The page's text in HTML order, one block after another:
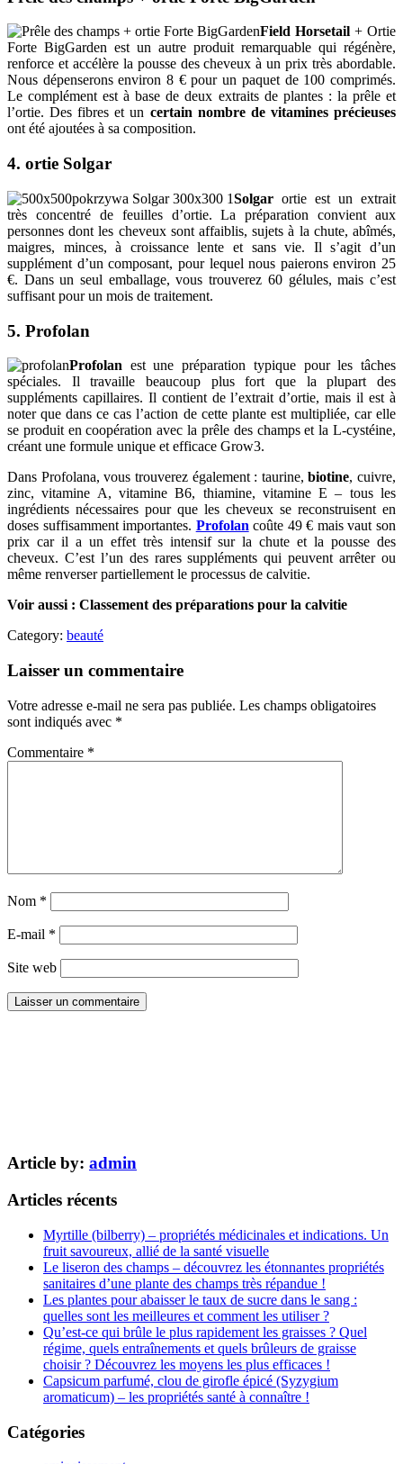
Field Horsetail + Ortie
Forte BigGarden est un autre produit remarquable qui régénère,
renforce et accélère la pousse des cheveux à un prix très abordable.
Nous dépenserons environ 8 € pour un paquet de 100 comprimés.
Le complément est à base de deux extraits de plantes : la prêle et
l’ortie. Des fibres et un certain nombre de vitamines précieuses
ont été ajoutées à sa composition.
4. ortie Solgar
Solgar ortie est un extrait
très concentré de feuilles d’ortie. La préparation convient aux
personnes dont les cheveux sont affaiblis, sujets à la chute, abîmés,
maigres, minces, à croissance lente et sans vie. Il s’agit d’un
supplément d’un composant, pour lequel nous paierons environ 25
€. Dans un seul emballage, vous trouverez 60 gélules, mais c’est
suffisant pour un mois de traitement.
5. Profolan
Profolan est une préparation typique pour les tâches
spéciales. Il travaille beaucoup plus fort que la plupart des
suppléments capillaires. Il contient de l’extrait d’ortie, mais il est à
noter que dans ce cas l’action de cette plante est multipliée, car elle
se produit en coopération avec la prêle des champs et la L-cystéine,
créant une formule unique et efficace Grow3.
Dans Profolana, vous trouverez également : taurine,biotine, cuivre,
zinc, vitamine A, vitamine B6, thiamine, vitamine E – tous les
ingrédients nécessaires pour que les cheveux se reconstruisent en
doses suffisamment importantes. Profolan coûte 49 € mais vaut son
prix car il a un effet très intensif sur la chute et la pousse des
cheveux. C’est l’un des rares suppléments qui peuvent arrêter ou
même renverser partiellement le processus de calvitie.
Voir aussi : Classement des préparations pour la calvitie
Category: beauté
Laisser un commentaire
Votre adresse e-mail ne sera pas publiée. Les champs obligatoires
sont indiqués avec *
Commentaire *
Nom *
E-mail *
Site web
Article by: admin
Articles récents
Myrtille (bilberry) – propriétés médicinales et indications. Un
fruit savoureux, allié de la santé visuelle
Le liseron des champs – découvrez les étonnantes propriétés
sanitaires d’une plante des champs très répandue !
Les plantes pour abaisser le taux de sucre dans le sang :
quelles sont les meilleures et comment les utiliser ?
Qu’est-ce qui brûle le plus rapidement les graisses ? Quel
régime, quels entraînements et quels brûleurs de graisse
choisir ? Découvrez les moyens les plus efficaces !
Capsicum parfumé, clou de girofle épicé (Syzygium
aromaticum) – les propriétés santé à connaître !
Catégories